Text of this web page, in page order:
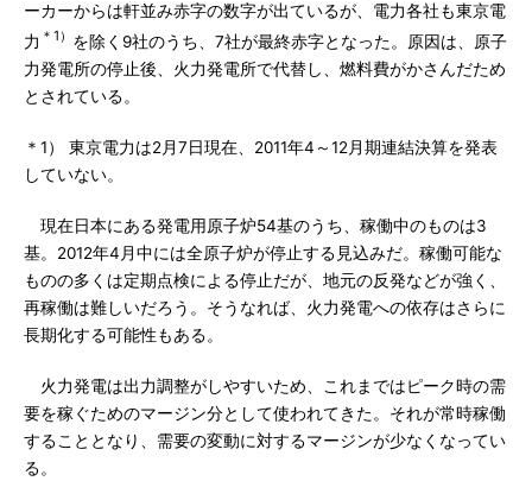
ーカーからは軒並み赤字の数字が出ているが、電力各社も東京電
力 ＊1） を除く9社のうち、7社が最終赤字となった。原因は、原子
力発電所の停止後、火力発電所で代替し、燃料費がかさんだため
とされている。
＊1） 東京電力は2月7日現在、2011年4～12月期連結決算を発表
していない。
現在日本にある発電用原子炉54基のうち、稼働中のものは3
基。2012年4月中には全原子炉が停止する見込みだ。稼働可能な
ものの多くは定期点検による停止だが、地元の反発などが強く、
再稼働は難しいだろう。そうなれば、火力発電への依存はさらに
長期化する可能性もある。
火力発電は出力調整がしやすいため、これまではピーク時の需
要を稼ぐためのマージン分として使われてきた。それが常時稼働
することとなり、需要の変動に対するマージンが少なくなってい
る。